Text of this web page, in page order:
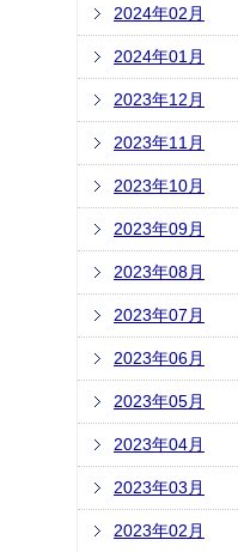
2024年02月
2024年01月
2023年12月
2023年11月
2023年10月
2023年09月
2023年08月
2023年07月
2023年06月
2023年05月
2023年04月
2023年03月
2023年02月